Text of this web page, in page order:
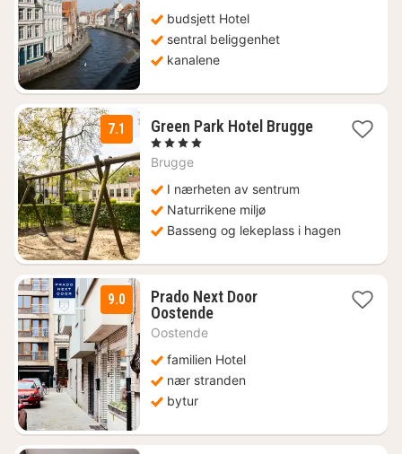
1056
kr.
budsjett Hotel
sentral beliggenhet
kanalene
7.1 Green Park Hotel Brugge1
, 4 Stjerner
Brugge
I nærheten av sentrum
Naturrikene miljø
Basseng og lekeplass i hagen
9.0
Prado Next Door
Oostende1
1034
kr.
Oostende
familien Hotel
nær stranden
bytur